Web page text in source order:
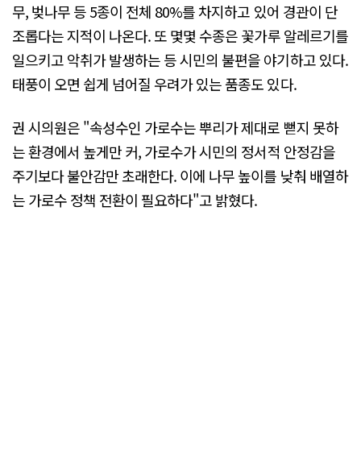
무, 벚나무 등 5종이 전체 80%를 차지하고 있어 경관이 단
조롭다는 지적이 나온다. 또 몇몇 수종은 꽃가루 알레르기를
일으키고 악취가 발생하는 등 시민의 불편을 야기하고 있다.
태풍이 오면 쉽게 넘어질 우려가 있는 품종도 있다.
권 시의원은 "속성수인 가로수는 뿌리가 제대로 뻗지 못하
는 환경에서 높게만 커, 가로수가 시민의 정서적 안정감을
주기보다 불안감만 초래한다. 이에 나무 높이를 낮춰 배열하
는 가로수 정책 전환이 필요하다"고 밝혔다.